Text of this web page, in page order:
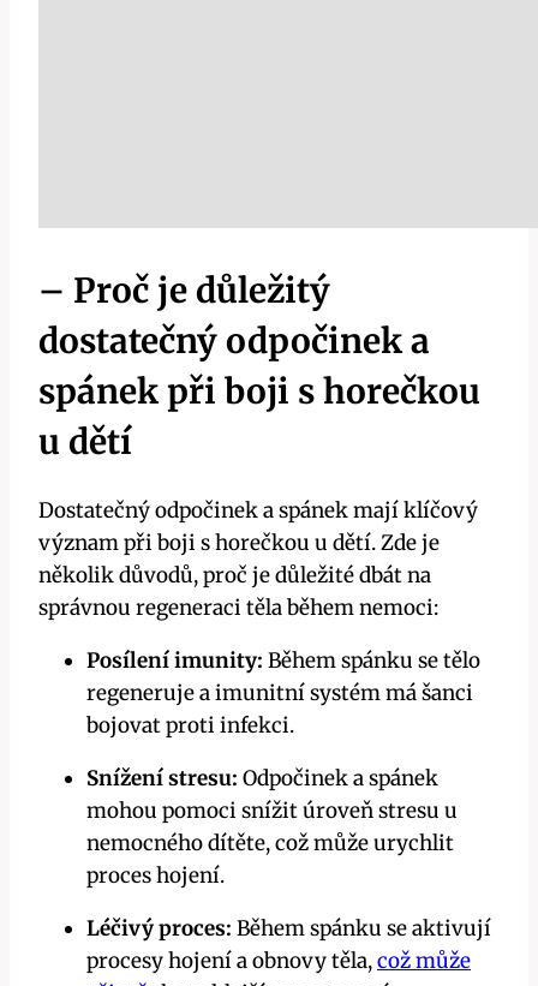
– Proč je důležitý
dostatečný ⁤odpočinek a⁢
spánek při boji s horečkou
u‍ dětí
Dostatečný​ odpočinek a spánek mají ​klíčový
význam při⁣ boji s⁣ horečkou u⁤ dětí. Zde je
několik důvodů, proč ​je důležité dbát na
správnou regeneraci těla během ⁣nemoci:
Posílení imunity: Během spánku se‍ tělo ​
regeneruje a imunitní systém má ⁤šanci
bojovat proti infekci.
Snížení ⁣stresu: Odpočinek a ⁤spánek
mohou⁣ pomoci snížit ⁢úroveň stresu u
nemocného dítěte, ⁣což může urychlit
proces ⁣hojení.
Léčivý proces: Během ‌spánku⁢ se aktivují
procesy hojení a ​obnovy těla,což může